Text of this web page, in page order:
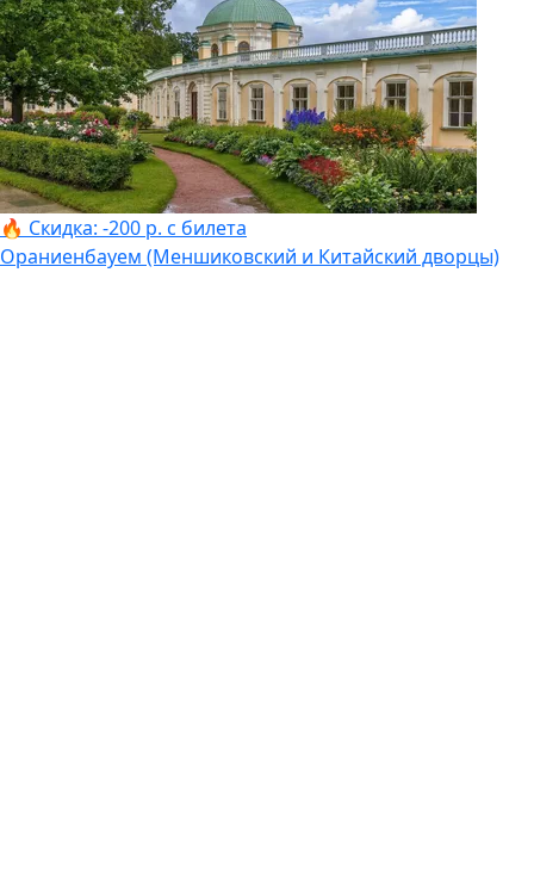
🔥 Скидка: -200 р. с билета
Ораниенбауем (Меншиковский и Китайский дворцы)